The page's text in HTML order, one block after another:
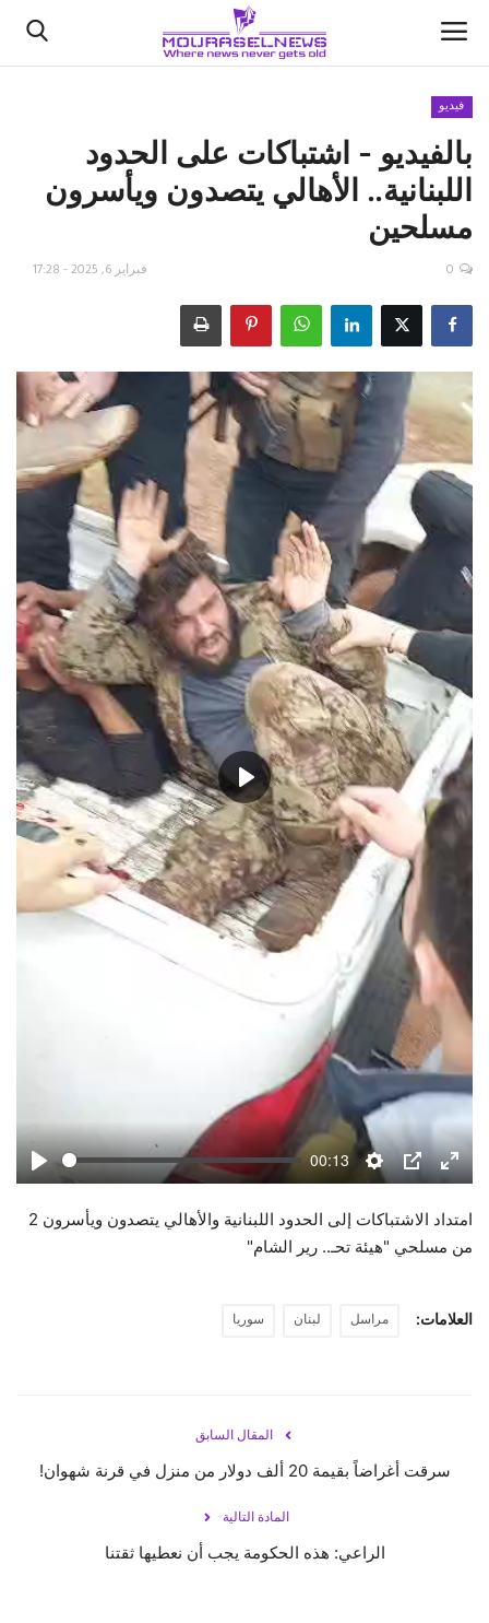
الأخبار
كتّابنا
السعودية
اقتصاد
علوم وتكنولوجيا
رياضة
فيديو
حياة
فيديو
بالفيديو - اشتباكات على الحدود
اللبنانية.. الأهالي يتصدون ويأسرون
مسلحين
فبراير 6, 2025 - 17:28 0
Play
00:13
Settings
PIP
Enter
Play
امتداد الاشتباكات إلى الحدود اللبنانية والأهالي يتصدون ويأسرون 2
من مسلحي "هيئة تحـ.. رير الشام"
العلامات: مراسل لبنان سوريا
المقال السابق
سرقت أغراضاً بقيمة 20 ألف دولار من منزل في قرنة شهوان!
المادة التالية
الراعي: هذه الحكومة يجب أن نعطيها ثقتنا